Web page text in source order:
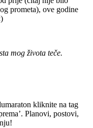
prometa), ove godine
mog života teče.
kliknite na tag
Planovi, postovi,